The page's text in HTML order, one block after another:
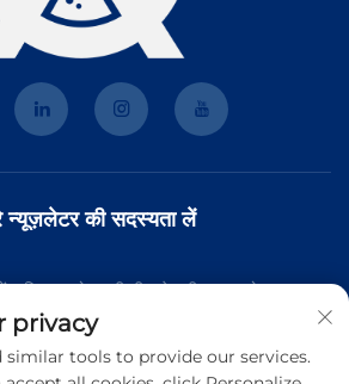
न्यूज़लेटर की सदस्यता लें
ताकि आपको हमारी टीम से नवीनतम उद्योग समाचार,
privacy
similar tools to provide our services.